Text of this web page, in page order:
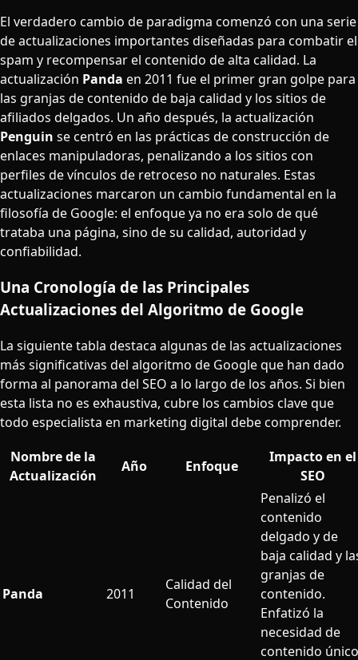
El verdadero cambio de paradigma comenzó con una serie
de actualizaciones importantes diseñadas para combatir el
spam y recompensar el contenido de alta calidad. La
actualización Panda en 2011 fue el primer gran golpe para
las granjas de contenido de baja calidad y los sitios de
afiliados delgados. Un año después, la actualización
Penguin se centró en las prácticas de construcción de
enlaces manipuladoras, penalizando a los sitios con
perfiles de vínculos de retroceso no naturales. Estas
actualizaciones marcaron un cambio fundamental en la
filosofía de Google: el enfoque ya no era solo de qué
trataba una página, sino de su calidad, autoridad y
confiabilidad.
Una Cronología de las Principales
Actualizaciones del Algoritmo de Google
La siguiente tabla destaca algunas de las actualizaciones
más significativas del algoritmo de Google que han dado
forma al panorama del SEO a lo largo de los años. Si bien
esta lista no es exhaustiva, cubre los cambios clave que
todo especialista en marketing digital debe comprender.
Nombre de la
Actualización
Año Enfoque
Impacto en el
SEO
Panda 2011
Calidad del
Contenido
Penalizó el
contenido
delgado y de
baja calidad y
granjas de
contenido.
Enfatizó la
necesidad de
contenido